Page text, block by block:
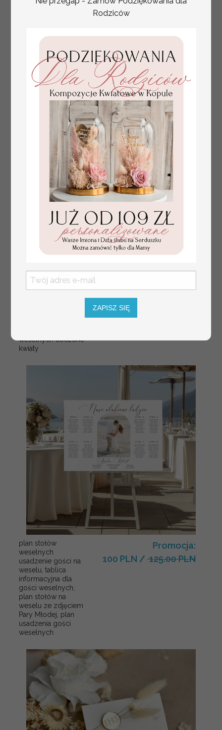
tłoczone winietki ślubne,
lub srebrne napisy
tłoczone kwiaty na
winietkach ślubnych
numerki na stół weselny
stoły weselne, tłoczone
weselnych tłoczone
kwiaty
Promocja:
plan stołów
weselnych
usadzenie gości na
weselu, tablica
informacyjna dla
gości weselnych,
plan stołów na
weselu ze zdjęciem
Pary Młodej, plan
usadzenia gości
weselnych
Promocja:
100 PLN / 125.00 PLN
Rodziców
ZAPISZ SIĘ